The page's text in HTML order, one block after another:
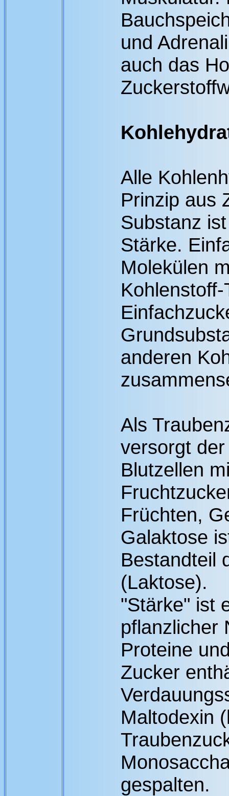
und
auch das
Alle
Prinzip aus
Substanz
Stärke.
Molekülen
anderen
Als
versorgt
Blutzellen
Früchten,
Galaktose
Bestandteil
(Laktose).
"Stärke" ist
pflanzlicher
Proteine
Zucker
Maltodexin
gespalten.